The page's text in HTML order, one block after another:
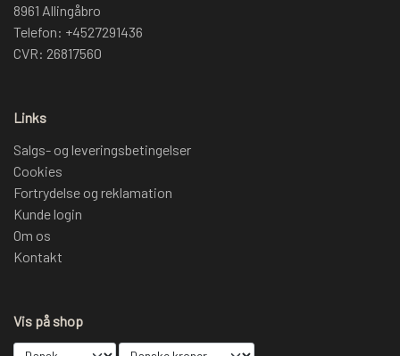
8961 Allingåbro
Telefon: +4527291436
CVR: 26817560
Links
Salgs- og leveringsbetingelser
Cookies
Fortrydelse og reklamation
Kunde login
Om os
Kontakt
Vis på shop